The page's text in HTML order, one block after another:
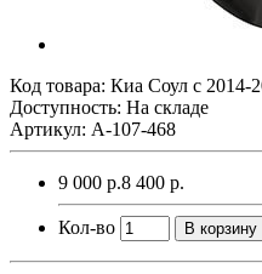
Код товара: Киа Соул с 2014-
Доступность: На складе
Артикул: A-107-468
9 000 р.8 400 р.
Кол-во В корзину